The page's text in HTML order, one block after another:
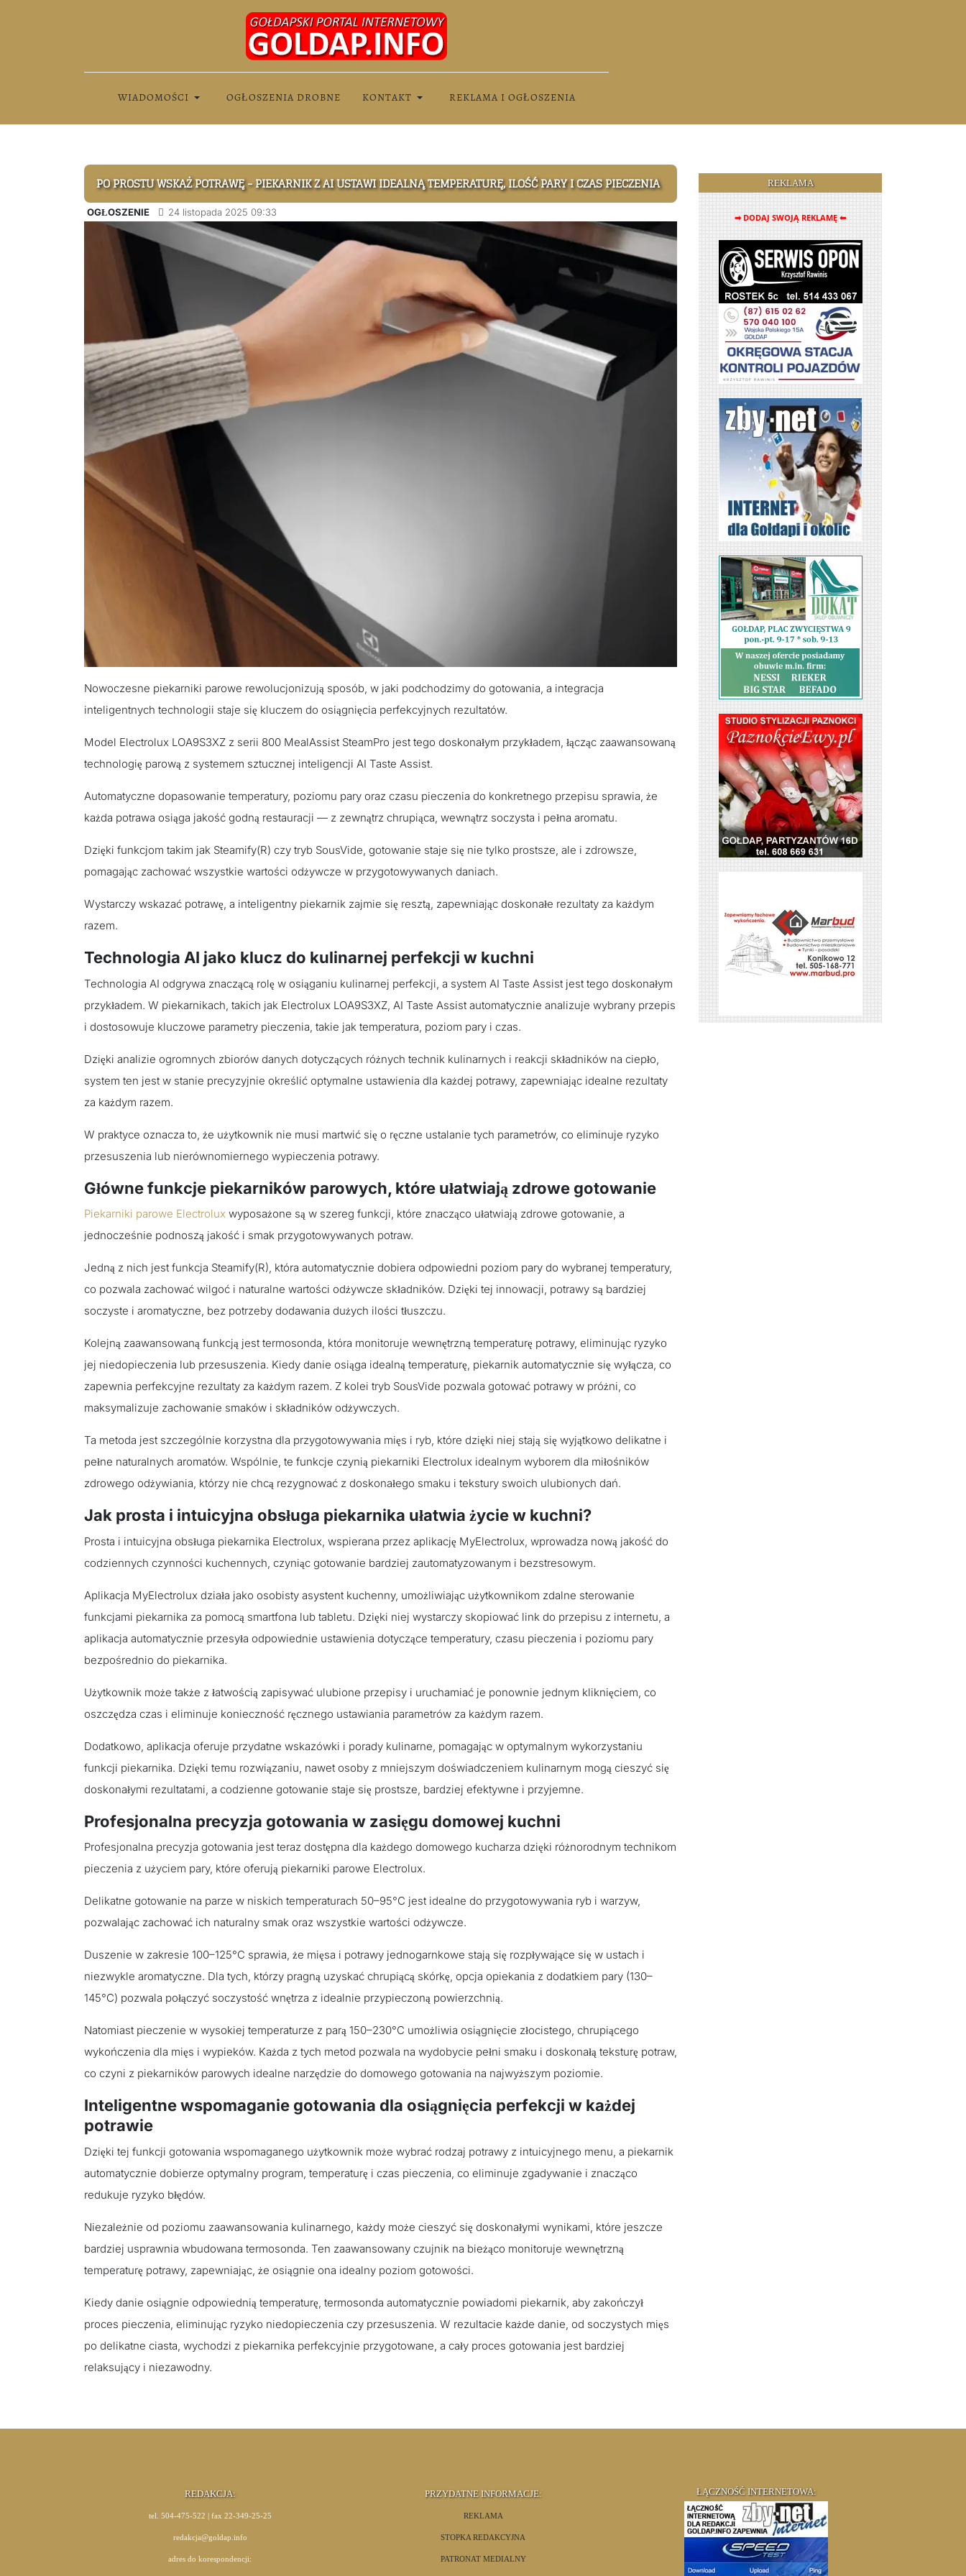
WIADOMOŚCI OGŁOSZENIA DROBNE KONTAKT REKLAMA I OGŁOSZENIA
PO PROSTU WSKAŻ POTRAWĘ - PIEKARNIK Z AI USTAWI IDEALNĄ TEMPERATURĘ, ILOŚĆ PARY I CZAS PIECZENIA
OGŁOSZENIE 24 listopada 2025 09:33
Nowoczesne piekarniki parowe rewolucjonizują sposób, w jaki podchodzimy do gotowania, a integracja
inteligentnych technologii staje się kluczem do osiągnięcia perfekcyjnych rezultatów.
Model Electrolux LOA9S3XZ z serii 800 MealAssist SteamPro jest tego doskonałym przykładem, łącząc zaawansowaną
technologię parową z systemem sztucznej inteligencji AI Taste Assist.
Automatyczne dopasowanie temperatury, poziomu pary oraz czasu pieczenia do konkretnego przepisu sprawia, że
każda potrawa osiąga jakość godną restauracji — z zewnątrz chrupiąca, wewnątrz soczysta i pełna aromatu.
Dzięki funkcjom takim jak Steamify(R) czy tryb SousVide, gotowanie staje się nie tylko prostsze, ale i zdrowsze,
pomagając zachować wszystkie wartości odżywcze w przygotowywanych daniach.
Wystarczy wskazać potrawę, a inteligentny piekarnik zajmie się resztą, zapewniając doskonałe rezultaty za każdym
razem.
Technologia AI jako klucz do kulinarnej perfekcji w kuchni
Technologia AI odgrywa znaczącą rolę w osiąganiu kulinarnej perfekcji, a system AI Taste Assist jest tego doskonałym
przykładem. W piekarnikach, takich jak Electrolux LOA9S3XZ, AI Taste Assist automatycznie analizuje wybrany przepis
i dostosowuje kluczowe parametry pieczenia, takie jak temperatura, poziom pary i czas.
Dzięki analizie ogromnych zbiorów danych dotyczących różnych technik kulinarnych i reakcji składników na ciepło,
system ten jest w stanie precyzyjnie określić optymalne ustawienia dla każdej potrawy, zapewniając idealne rezultaty
za każdym razem.
W praktyce oznacza to, że użytkownik nie musi martwić się o ręczne ustalanie tych parametrów, co eliminuje ryzyko
przesuszenia lub nierównomiernego wypieczenia potrawy.
Główne funkcje piekarników parowych, które ułatwiają zdrowe gotowanie
Piekarniki parowe Electrolux wyposażone są w szereg funkcji, które znacząco ułatwiają zdrowe gotowanie, a
jednocześnie podnoszą jakość i smak przygotowywanych potraw.
Jedną z nich jest funkcja Steamify(R), która automatycznie dobiera odpowiedni poziom pary do wybranej temperatury,
co pozwala zachować wilgoć i naturalne wartości odżywcze składników. Dzięki tej innowacji, potrawy są bardziej
soczyste i aromatyczne, bez potrzeby dodawania dużych ilości tłuszczu.
Kolejną zaawansowaną funkcją jest termosonda, która monitoruje wewnętrzną temperaturę potrawy, eliminując ryzyko
jej niedopieczenia lub przesuszenia. Kiedy danie osiąga idealną temperaturę, piekarnik automatycznie się wyłącza, co
zapewnia perfekcyjne rezultaty za każdym razem. Z kolei tryb SousVide pozwala gotować potrawy w próżni, co
maksymalizuje zachowanie smaków i składników odżywczych.
Ta metoda jest szczególnie korzystna dla przygotowywania mięs i ryb, które dzięki niej stają się wyjątkowo delikatne i
pełne naturalnych aromatów. Wspólnie, te funkcje czynią piekarniki Electrolux idealnym wyborem dla miłośników
zdrowego odżywiania, którzy nie chcą rezygnować z doskonałego smaku i tekstury swoich ulubionych dań.
Jak prosta i intuicyjna obsługa piekarnika ułatwia życie w kuchni?
Prosta i intuicyjna obsługa piekarnika Electrolux, wspierana przez aplikację MyElectrolux, wprowadza nową jakość do
codziennych czynności kuchennych, czyniąc gotowanie bardziej zautomatyzowanym i bezstresowym.
Aplikacja MyElectrolux działa jako osobisty asystent kuchenny, umożliwiając użytkownikom zdalne sterowanie
funkcjami piekarnika za pomocą smartfona lub tabletu. Dzięki niej wystarczy skopiować link do przepisu z internetu, a
aplikacja automatycznie przesyła odpowiednie ustawienia dotyczące temperatury, czasu pieczenia i poziomu pary
bezpośrednio do piekarnika.
Użytkownik może także z łatwością zapisywać ulubione przepisy i uruchamiać je ponownie jednym kliknięciem, co
oszczędza czas i eliminuje konieczność ręcznego ustawiania parametrów za każdym razem.
Dodatkowo, aplikacja oferuje przydatne wskazówki i porady kulinarne, pomagając w optymalnym wykorzystaniu
funkcji piekarnika. Dzięki temu rozwiązaniu, nawet osoby z mniejszym doświadczeniem kulinarnym mogą cieszyć się
doskonałymi rezultatami, a codzienne gotowanie staje się prostsze, bardziej efektywne i przyjemne.
Profesjonalna precyzja gotowania w zasięgu domowej kuchni
Profesjonalna precyzja gotowania jest teraz dostępna dla każdego domowego kucharza dzięki różnorodnym technikom
pieczenia z użyciem pary, które oferują piekarniki parowe Electrolux.
Delikatne gotowanie na parze w niskich temperaturach 50–95°C jest idealne do przygotowywania ryb i warzyw,
pozwalając zachować ich naturalny smak oraz wszystkie wartości odżywcze.
Duszenie w zakresie 100–125°C sprawia, że mięsa i potrawy jednogarnkowe stają się rozpływające się w ustach i
niezwykle aromatyczne. Dla tych, którzy pragną uzyskać chrupiącą skórkę, opcja opiekania z dodatkiem pary (130–
145°C) pozwala połączyć soczystość wnętrza z idealnie przypieczoną powierzchnią.
Natomiast pieczenie w wysokiej temperaturze z parą 150–230°C umożliwia osiągnięcie złocistego, chrupiącego
wykończenia dla mięs i wypieków. Każda z tych metod pozwala na wydobycie pełni smaku i doskonałą teksturę potraw,
co czyni z piekarników parowych idealne narzędzie do domowego gotowania na najwyższym poziomie.
Inteligentne wspomaganie gotowania dla osiągnięcia perfekcji w każdej
potrawie
Dzięki tej funkcji gotowania wspomaganego użytkownik może wybrać rodzaj potrawy z intuicyjnego menu, a piekarnik
automatycznie dobierze optymalny program, temperaturę i czas pieczenia, co eliminuje zgadywanie i znacząco
redukuje ryzyko błędów.
Niezależnie od poziomu zaawansowania kulinarnego, każdy może cieszyć się doskonałymi wynikami, które jeszcze
bardziej usprawnia wbudowana termosonda. Ten zaawansowany czujnik na bieżąco monitoruje wewnętrzną
temperaturę potrawy, zapewniając, że osiągnie ona idealny poziom gotowości.
Kiedy danie osiągnie odpowiednią temperaturę, termosonda automatycznie powiadomi piekarnik, aby zakończył
proces pieczenia, eliminując ryzyko niedopieczenia czy przesuszenia. W rezultacie każde danie, od soczystych mięs
po delikatne ciasta, wychodzi z piekarnika perfekcyjnie przygotowane, a cały proces gotowania jest bardziej
relaksujący i niezawodny.
REKLAMA
➡ DODAJ SWOJĄ REKLAMĘ ⬅
REDAKCJA:
tel. 504-475-522 | fax 22-349-25-25
redakcja@goldap.info
adres do korespondencji:
PRZYDATNE INFORMACJE:
REKLAMA
STOPKA REDAKCYJNA
PATRONAT MEDIALNY
ŁĄCZNOŚĆ INTERNETOWA: